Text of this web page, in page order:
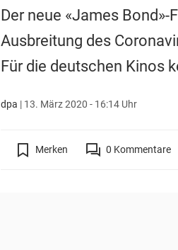
Der neue «James
Ausbreitung des
Für die deutschen Kinos
dpa | 13. März 2020 - 16:14 Uhr
Merken 0 Kommentare